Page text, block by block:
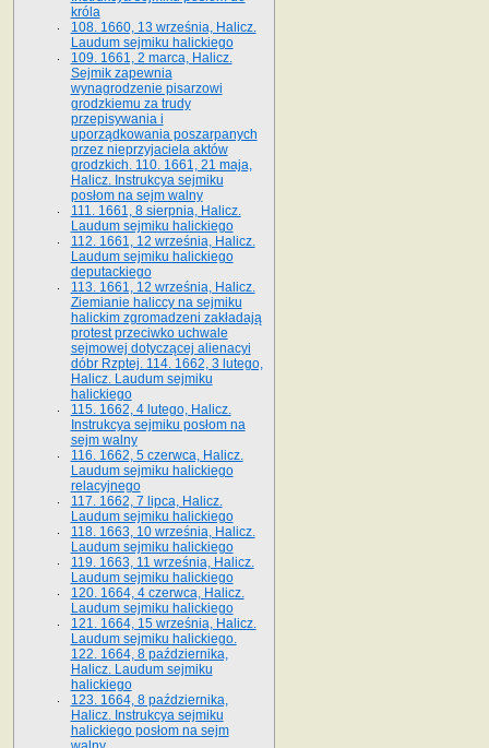
króla
108. 1660, 13 września, Halicz.
Laudum sejmiku halickiego
109. 1661, 2 marca, Halicz.
Sejmik zapewnia
wynagrodzenie pisarzowi
grodzkiemu za trudy
przepisywania i
uporządkowania poszarpanych
przez nieprzyjaciela aktów
grodzkich. 110. 1661, 21 maja,
Halicz. Instrukcya sejmiku
posłom na sejm walny
111. 1661, 8 sierpnia, Halicz.
Laudum sejmiku halickiego
112. 1661, 12 września, Halicz.
Laudum sejmiku halickiego
deputackiego
113. 1661, 12 września, Halicz.
Ziemianie haliccy na sejmiku
halickim zgromadzeni zakładają
protest przeciwko uchwale
sejmowej dotyczącej alienacyi
dóbr Rzptej. 114. 1662, 3 lutego,
Halicz. Laudum sejmiku
halickiego
115. 1662, 4 lutego, Halicz.
Instrukcya sejmiku posłom na
sejm walny
116. 1662, 5 czerwca, Halicz.
Laudum sejmiku halickiego
relacyjnego
117. 1662, 7 lipca, Halicz.
Laudum sejmiku halickiego
118. 1663, 10 września, Halicz.
Laudum sejmiku halickiego
119. 1663, 11 września, Halicz.
Laudum sejmiku halickiego
120. 1664, 4 czerwca, Halicz.
Laudum sejmiku halickiego
121. 1664, 15 września, Halicz.
Laudum sejmiku halickiego.
122. 1664, 8 października,
Halicz. Laudum sejmiku
halickiego
123. 1664, 8 października,
Halicz. Instrukcya sejmiku
halickiego posłom na sejm